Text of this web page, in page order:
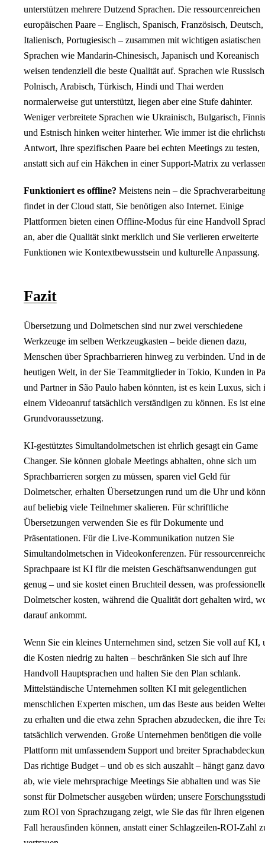
unterstützen mehrere Dutzend Sprachen. Die ressourcenreichen
europäischen Paare – Englisch, Spanisch, Französisch, Deutsch,
Italienisch, Portugiesisch – zusammen mit wichtigen asiatischen
Sprachen wie Mandarin-Chinesisch, Japanisch und Koreanisch
weisen tendenziell die beste Qualität auf. Sprachen wie
Polnisch, Arabisch, Türkisch, Hindi und Thai werden
normalerweise gut unterstützt, liegen aber eine Stufe dahinter.
Weniger verbreitete Sprachen wie Ukrainisch, Bulgarisch,
und Estnisch hinken weiter hinterher. Wie immer ist die
Antwort, Ihre spezifischen Paare bei echten Meetings zu testen,
anstatt sich auf ein Häkchen in einer Support-Matrix zu
Funktioniert es offline? Meistens nein – die
findet in der Cloud statt, Sie benötigen also Internet. Einige
Plattformen bieten einen Offline-Modus für eine Handvoll
an, aber die Qualität sinkt merklich und Sie verlieren erweiterte
Funktionen wie Kontextbewusstsein und kulturelle Anpassung.
Fazit
Übersetzung und Dolmetschen sind nur zwei verschiedene
Werkzeuge im selben Werkzeugkasten – beide dienen dazu,
Menschen über Sprachbarrieren hinweg zu verbinden. Und in
heutigen Welt, in der Sie Teammitglieder in Tokio, Kunden in
und Partner in São Paulo haben könnten, ist es kein Luxus, sich
einem Videoanruf tatsächlich verständigen zu können. Es ist eine
Grundvoraussetzung.
KI-gestütztes Simultandolmetschen ist ehrlich gesagt ein Game
Changer. Sie können globale Meetings abhalten, ohne sich um
Sprachbarrieren sorgen zu müssen, sparen viel Geld für
Dolmetscher, erhalten Übersetzungen rund um die Uhr und
auf beliebig viele Teilnehmer skalieren. Für schriftliche
Übersetzungen verwenden Sie es für Dokumente und
Präsentationen. Für die Live-Kommunikation nutzen Sie
Simultandolmetschen in Videokonferenzen. Für
Sprachpaare ist KI für die meisten Geschäftsanwendungen gut
genug – und sie kostet einen Bruchteil dessen, was
Dolmetscher kosten, während die Qualität dort gehalten wird,
darauf ankommt.
Wenn Sie ein kleines Unternehmen sind, setzen Sie voll auf KI,
die Kosten niedrig zu halten – beschränken Sie sich auf Ihre
Handvoll Hauptsprachen und halten Sie den Plan schlank.
Mittelständische Unternehmen sollten KI mit gelegentlichen
menschlichen Experten mischen, um das Beste aus beiden
zu erhalten und die etwa zehn Sprachen abzudecken, die ihre
tatsächlich verwenden. Große Unternehmen benötigen die volle
Plattform mit umfassendem Support und breiter
Das richtige Budget – und ob es sich auszahlt – hängt ganz
ab, wie viele mehrsprachige Meetings Sie abhalten und was Sie
sonst für Dolmetscher ausgeben würden; unsere
zum ROI von Sprachzugang zeigt, wie Sie das für Ihren eigenen
Fall herausfinden können, anstatt einer Schlagzeilen-ROI-Zahl